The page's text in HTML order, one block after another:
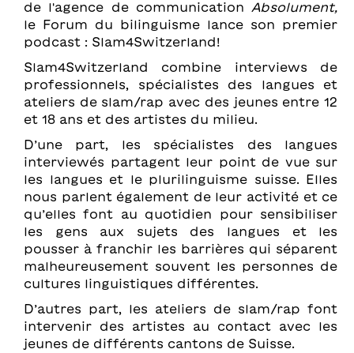
de l'agence de communication Absolument,
le Forum du bilinguisme lance son premier
podcast : Slam4Switzerland!
Slam4Switzerland combine interviews de
professionnels, spécialistes des langues et
ateliers de slam/rap avec des jeunes entre 12
et 18 ans et des artistes du milieu.
D’une part, les spécialistes des langues
interviewés partagent leur point de vue sur
les langues et le plurilinguisme suisse. Elles
nous parlent également de leur activité et ce
qu’elles font au quotidien pour sensibiliser
les gens aux sujets des langues et les
pousser à franchir les barrières qui séparent
malheureusement souvent les personnes de
cultures linguistiques différentes.
D’autres part, les ateliers de slam/rap font
intervenir des artistes au contact avec les
jeunes de différents cantons de Suisse.